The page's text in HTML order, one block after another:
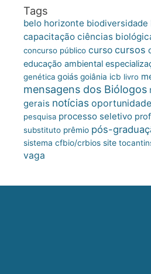
Tags
belo horizonte biodiversidade
capacitação ciências
concurso público curso cursos
educação ambiental
genética goiás goiânia icb livro
mensagens dos Biólogos
gerais notícias oportunidade
pesquisa processo seletivo
substituto prêmio pós-
sistema cfbio/crbios site
vaga